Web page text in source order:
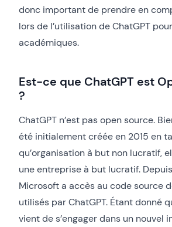
donc important de prendre en
lors de l’utilisation de ChatGPT
académiques.
Est-ce que ChatGPT est
?
ChatGPT n’est pas open source.
été initialement créée en 2015 en
qu’organisation à but non lucratif,
une entreprise à but lucratif.
Microsoft a accès au code source
utilisés par ChatGPT. Étant donné
vient de s’engager dans un nouvel